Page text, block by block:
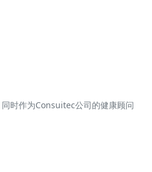
时作为Consuitec公司的健康顾问